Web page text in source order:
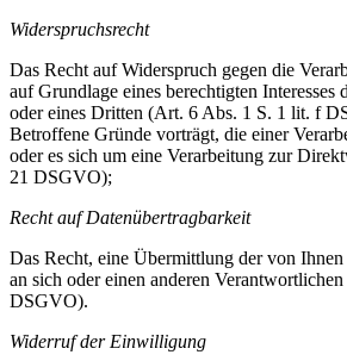
Widerspruchsrecht
Das Recht auf Widerspruch gegen die
auf Grundlage eines berechtigten Interesses
oder eines Dritten (Art. 6 Abs. 1 S. 1 lit. f
Betroffene Gründe vorträgt, die einer
oder es sich um eine Verarbeitung zur
21 DSGVO);
Recht auf Datenübertragbarkeit
Das Recht, eine Übermittlung der von Ihnen
an sich oder einen anderen
DSGVO).
Widerruf der Einwilligung